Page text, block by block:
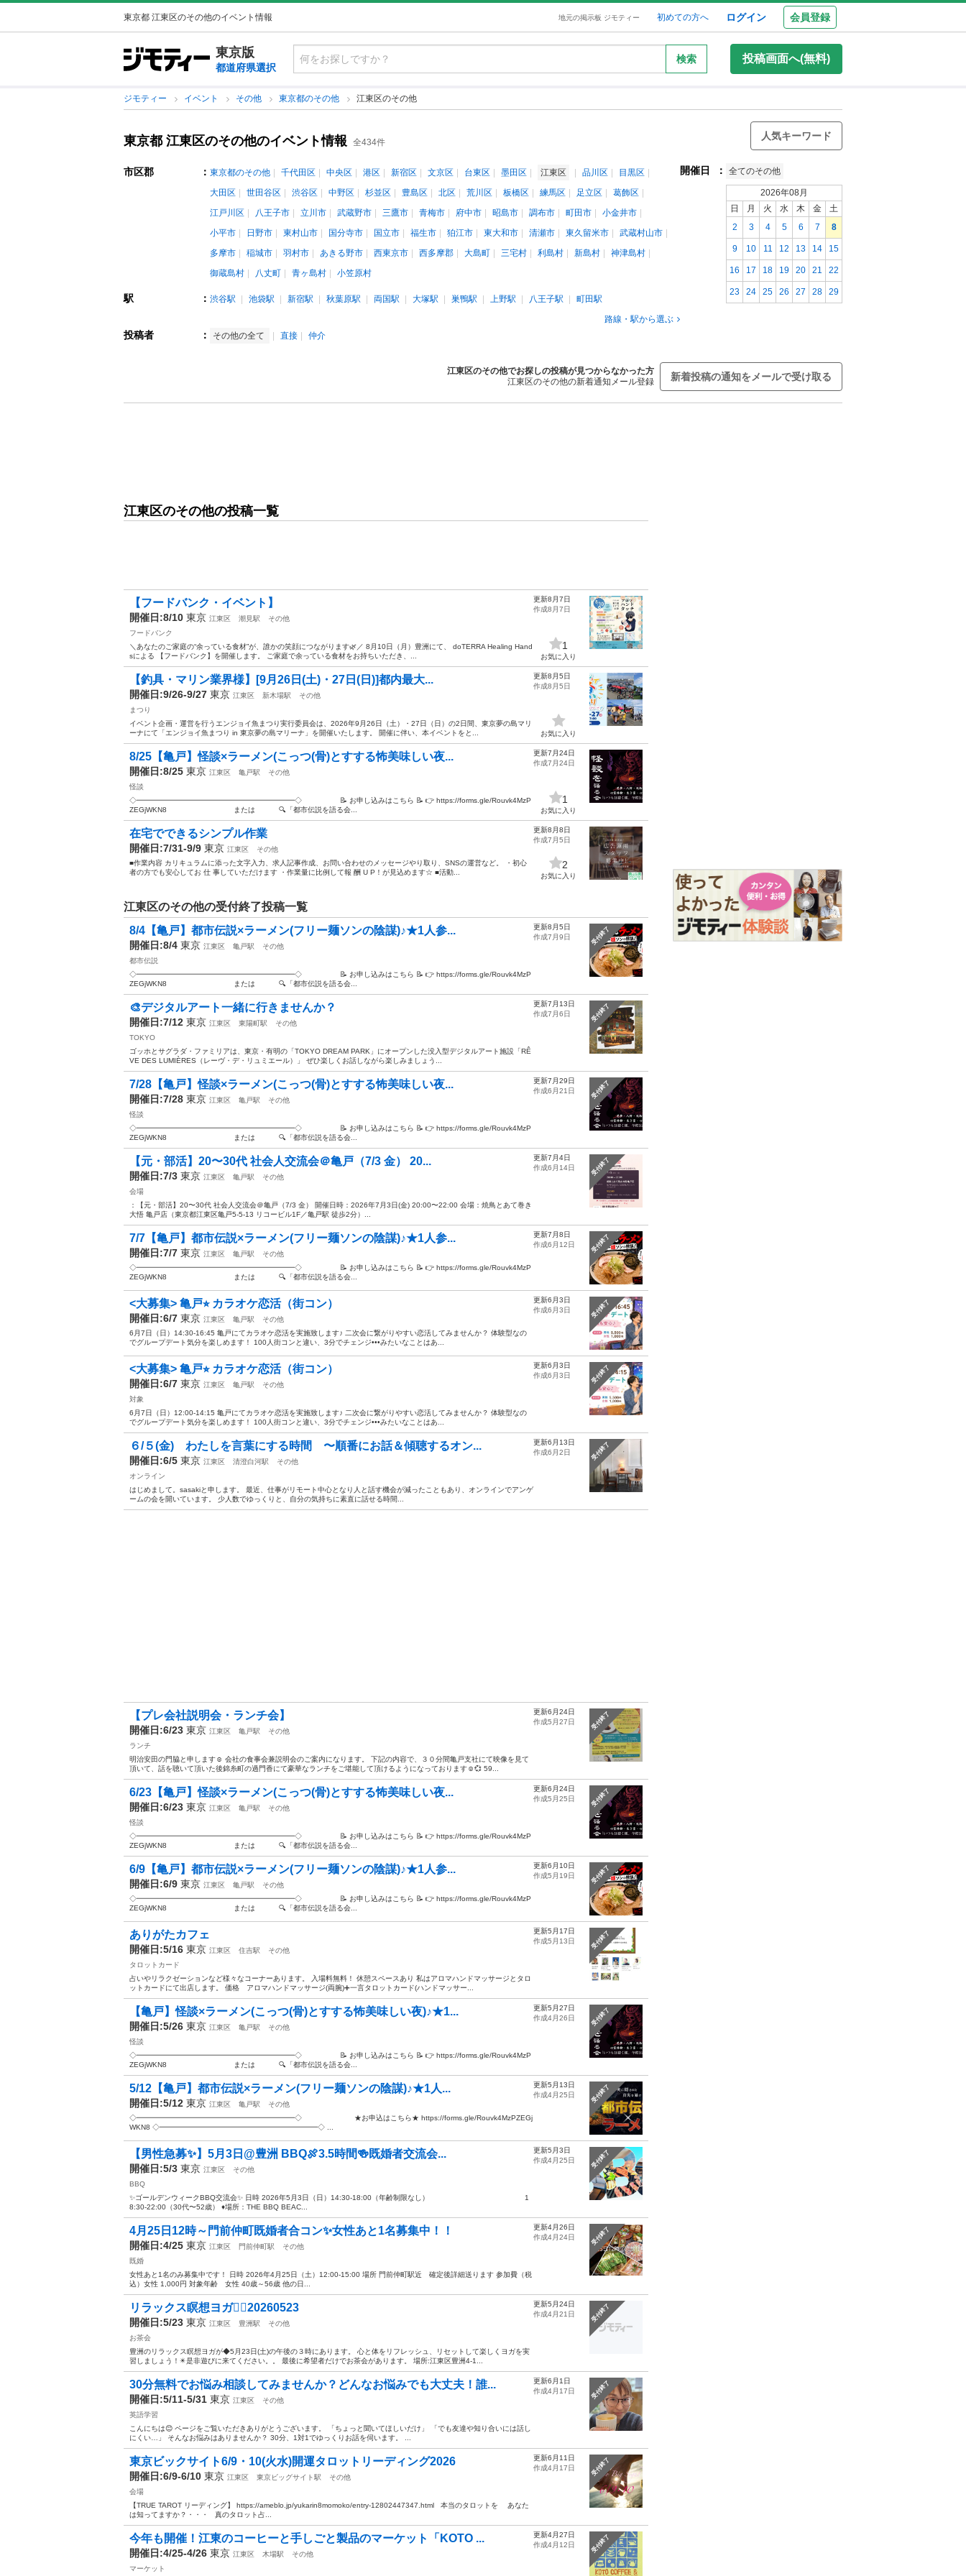
東京都 江東区のその他のイベント情報 地元の掲示板 ジモティー 初めての方へ ログイン 会員登録
東京版
都道府県選択
検索 投稿画面へ(無料)
ジモティー イベント その他 東京都のその他 江東区のその他
東京都 江東区のその他のイベント情報 全434件
人気キーワード
市区郡 ： 東京都のその他 千代田区 中央区 港区 新宿区 文京区 台東区 墨田区 江東区 品川区
目黒区
大田区
世田谷区 渋谷区 中野区 杉並区 豊島区 北区 荒川区 板橋区 練馬区 足立区
葛飾区
江戸川区
八王子市 立川市 武蔵野市 三鷹市 青梅市 府中市 昭島市 調布市 町田市
小金井市
小平市
日野市 東村山市 国分寺市 国立市 福生市 狛江市 東大和市 清瀬市 東久留米市
武蔵村山市
多摩市
稲城市 羽村市 あきる野市 西東京市 西多摩郡 大島町 三宅村 利島村 新島村
神津島村
御蔵島村
八丈町 青ヶ島村 小笠原村
駅 ： 渋谷駅 池袋駅 新宿駅 秋葉原駅 両国駅 大塚駅 巣鴨駅 上野駅 八王子駅
町田駅
路線・駅から選ぶ
投稿者 ： その他の全て 直接 仲介
開催日 ： 全てのその他
2026年08月
日
月 火 水 木 金
土
2
3 4 5 6 7 8
9 10 11 12 13 14 15
16 17 18 19 20 21 22
23 24 25 26 27 28 29
江東区のその他でお探しの投稿が見つからなかった方
江東区のその他の新着通知メール登録
新着投稿の通知をメールで受け取る
江東区のその他の投稿一覧
【フードバンク・イベント】
開催日:8/10 東京 江東区 潮見駅
その他
フードバンク
＼あなたのご家庭の“余っている食材”が、誰かの笑顔につながります🌿／ 8月10日（月）豊洲にて、 doTERRA Healing Hand
sによる 【フードバンク】を開催します。 ご家庭で余っている食材をお持ちいただき、...
更新8月7日
作成8月7日
1
お気に入り
【釣具・マリン業界様】[9月26日(土)・27日(日)]都内最大...
開催日:9/26-9/27 東京 江東区 新木場駅
その他
まつり
イベント企画・運営を行うエンジョイ魚まつり実行委員会は、2026年9月26日（土）・27日（日）の2日間、東京夢の島マリ
ーナにて「エンジョイ魚まつり in 東京夢の島マリーナ」を開催いたします。 開催に伴い、本イベントをと...
更新8月5日
作成8月5日
お気に入り
8/25【亀戸】怪談×ラーメン(こっつ(骨)とすする怖美味しい夜...
開催日:8/25 東京 江東区 亀戸駅
その他
怪談
◇━━━━━━━━━━━━━━━━━━━━━━◇ 📝 お申し込みはこちら 📝 👉 https://forms.gle/Rouvk4MzP
ZEGjWKN8 または 🔍「都市伝説を語る会...
更新7月24日
作成7月24日
1
お気に入り
在宅でできるシンプル作業
開催日:7/31-9/9 東京 江東区
その他
■作業内容 カリキュラムに添った文字入力、求人記事作成、お問い合わせのメッセージやり取り、SNSの運営など。 ・初心
者の方でも安心してお 仕 事していただけます ・作業量に比例して報 酬 U P！が見込めます☆ ■活動...
更新8月8日
作成7月5日
2
お気に入り
江東区のその他の受付終了投稿一覧
受付終了
8/4【亀戸】都市伝説×ラーメン(フリー麺ソンの陰謀)♪★1人参...
開催日:8/4 東京 江東区 亀戸駅
その他
都市伝説
◇━━━━━━━━━━━━━━━━━━━━━━◇ 📝 お申し込みはこちら 📝 👉 https://forms.gle/Rouvk4MzP
ZEGjWKN8 または 🔍「都市伝説を語る会...
更新8月5日
作成7月9日
受付終了
🎨デジタルアート一緒に行きませんか？
開催日:7/12 東京 江東区 東陽町駅
その他
TOKYO
ゴッホとサグラダ・ファミリアは、東京・有明の「TOKYO DREAM PARK」にオープンした没入型デジタルアート施設「RÊ
VE DES LUMIÈRES（レーヴ・デ・リュミエール）」 ぜひ楽しくお話しながら楽しみましょう...
更新7月13日
作成7月6日
受付終了
7/28【亀戸】怪談×ラーメン(こっつ(骨)とすする怖美味しい夜...
開催日:7/28 東京 江東区 亀戸駅
その他
怪談
◇━━━━━━━━━━━━━━━━━━━━━━◇ 📝 お申し込みはこちら 📝 👉 https://forms.gle/Rouvk4MzP
ZEGjWKN8 または 🔍「都市伝説を語る会...
更新7月29日
作成6月21日
受付終了
【元・部活】20〜30代 社会人交流会＠亀戸（7/3 金） 20...
開催日:7/3 東京 江東区 亀戸駅
その他
会場
：【元・部活】20〜30代 社会人交流会＠亀戸（7/3 金） 開催日時：2026年7月3日(金) 20:00〜22:00 会場：焼鳥とあて巻き
大悟 亀戸店（東京都江東区亀戸5-5-13 リコービル1F／亀戸駅 徒歩2分）...
更新7月4日
作成6月14日
受付終了
7/7【亀戸】都市伝説×ラーメン(フリー麺ソンの陰謀)♪★1人参...
開催日:7/7 東京 江東区 亀戸駅
その他
◇━━━━━━━━━━━━━━━━━━━━━━◇ 📝 お申し込みはこちら 📝 👉 https://forms.gle/Rouvk4MzP
ZEGjWKN8 または 🔍「都市伝説を語る会...
更新7月8日
作成6月12日
受付終了
<大募集> 亀戸⭐︎ カラオケ恋活（街コン）
開催日:6/7 東京 江東区 亀戸駅
その他
6月7日（日）14:30-16:45 亀戸にてカラオケ恋活を実施致します♪ 二次会に繋がりやすい恋活してみませんか？ 体験型なの
でグループデート気分を楽しめます！ 100人街コンと違い、3分でチェンジ•••みたいなことはあ...
更新6月3日
作成6月3日
受付終了
<大募集> 亀戸⭐︎ カラオケ恋活（街コン）
開催日:6/7 東京 江東区 亀戸駅
その他
対象
6月7日（日）12:00-14:15 亀戸にてカラオケ恋活を実施致します♪ 二次会に繋がりやすい恋活してみませんか？ 体験型なの
でグループデート気分を楽しめます！ 100人街コンと違い、3分でチェンジ•••みたいなことはあ...
更新6月3日
作成6月3日
受付終了
６/５(金) わたしを言葉にする時間 〜順番にお話＆傾聴するオン...
開催日:6/5 東京 江東区 清澄白河駅
その他
オンライン
はじめまして。sasakiと申します。 最近、仕事がリモート中心となり人と話す機会が減ったこともあり、オンラインでアンゲ
ームの会を開いています。 少人数でゆっくりと、自分の気持ちに素直に話せる時間...
更新6月13日
作成6月2日
受付終了
【プレ会社説明会・ランチ会】
開催日:6/23 東京 江東区 亀戸駅
その他
ランチ
明治安田の門脇と申します☺ 会社の食事会兼説明会のご案内になります。 下記の内容で、３０分間亀戸支社にて映像を見て
頂いて、話を聴いて頂いた後錦糸町の過門香にて豪華なランチをご堪能して頂けるようになっております☺💞 59...
更新6月24日
作成5月27日
受付終了
6/23【亀戸】怪談×ラーメン(こっつ(骨)とすする怖美味しい夜...
開催日:6/23 東京 江東区 亀戸駅
その他
怪談
◇━━━━━━━━━━━━━━━━━━━━━━◇ 📝 お申し込みはこちら 📝 👉 https://forms.gle/Rouvk4MzP
ZEGjWKN8 または 🔍「都市伝説を語る会...
更新6月24日
作成5月25日
受付終了
6/9【亀戸】都市伝説×ラーメン(フリー麺ソンの陰謀)♪★1人参...
開催日:6/9 東京 江東区 亀戸駅
その他
◇━━━━━━━━━━━━━━━━━━━━━━◇ 📝 お申し込みはこちら 📝 👉 https://forms.gle/Rouvk4MzP
ZEGjWKN8 または 🔍「都市伝説を語る会...
更新6月10日
作成5月19日
受付終了
ありがたカフェ
開催日:5/16 東京 江東区 住吉駅
その他
タロットカード
占いやリラクゼーションなど様々なコーナーあります。 入場料無料！ 休憩スペースあり 私はアロマハンドマッサージとタロ
ットカードにて出店します。 価格 アロマハンドマッサージ(両腕)➕一言タロットカード(ハンドマッサー...
更新5月17日
作成5月13日
受付終了
【亀戸】怪談×ラーメン(こっつ(骨)とすする怖美味しい夜)♪★1...
開催日:5/26 東京 江東区 亀戸駅
その他
怪談
◇━━━━━━━━━━━━━━━━━━━━━━◇ 📝 お申し込みはこちら 📝 👉 https://forms.gle/Rouvk4MzP
ZEGjWKN8 または 🔍「都市伝説を語る会...
更新5月27日
作成4月26日
受付終了
5/12【亀戸】都市伝説×ラーメン(フリー麺ソンの陰謀)♪★1人...
開催日:5/12 東京 江東区 亀戸駅
その他
◇━━━━━━━━━━━━━━━━━━━━━━◇ ★お申込はこちら★ https://forms.gle/Rouvk4MzPZEGj
WKN8 ◇━━━━━━━━━━━━━━━━━━━━━━◇ ...
更新5月13日
作成4月25日
受付終了
【男性急募✨️】5月3日@豊洲 BBQ🍖3.5時間🍻既婚者交流会...
開催日:5/3 東京 江東区
その他
BBQ
✨️ゴールデンウィークBBQ交流会✨️ 日時 2026年5月3日（日）14:30-18:00（年齢制限なし） 1
8:30-22:00（30代〜52歳） ♦場所：THE BBQ BEAC...
更新5月3日
作成4月25日
受付終了
4月25日12時～門前仲町既婚者合コン✨️女性あと1名募集中！！
開催日:4/25 東京 江東区 門前仲町駅
その他
既婚
女性あと1名のみ募集中です！ 日時 2026年4月25日（土）12:00-15:00 場所 門前仲町駅近 確定後詳細送ります 参加費（税
込）女性 1,000円 対象年齢 女性 40歳～56歳 他の日...
更新4月26日
作成4月24日
受付終了
リラックス瞑想ヨガ🧘‍♂️20260523
開催日:5/23 東京 江東区 豊洲駅
その他
お茶会
豊洲のリラックス瞑想ヨガが◆5月23日(土)の午後の３時にあります。 心と体をリフレッシュ、リセットして楽しくヨガを実
習しましょう！✴️是非遊びに来てください。。 最後に希望者だけでお茶会があります。 場所:江東区豊洲4-1...
更新5月24日
作成4月21日
受付終了
30分無料でお悩み相談してみませんか？どんなお悩みでも大丈夫！誰...
開催日:5/11-5/31 東京 江東区
その他
英語学習
こんにちは😊 ページをご覧いただきありがとうございます。 「ちょっと聞いてほしいだけ」 「でも友達や知り合いには話し
にくい…」 そんなお悩みはありませんか？ 30分、1対1でゆっくりお話を伺います。 ...
更新6月1日
作成4月17日
受付終了
東京ビックサイト6/9・10(火水)開運タロットリーディング2026
開催日:6/9-6/10 東京 江東区 東京ビッグサイト駅
その他
会場
【TRUE TAROT リーディング】 https://ameblo.jp/yukarin8momoko/entry-12802447347.html 本当のタロットを あなた
は知ってますか？・・・ 真のタロット占...
更新6月11日
作成4月17日
受付終了
今年も開催！江東のコーヒーと手しごと製品のマーケット「KOTO ...
開催日:4/25-4/26 東京 江東区 木場駅
その他
マーケット
更新4月27日
作成4月12日